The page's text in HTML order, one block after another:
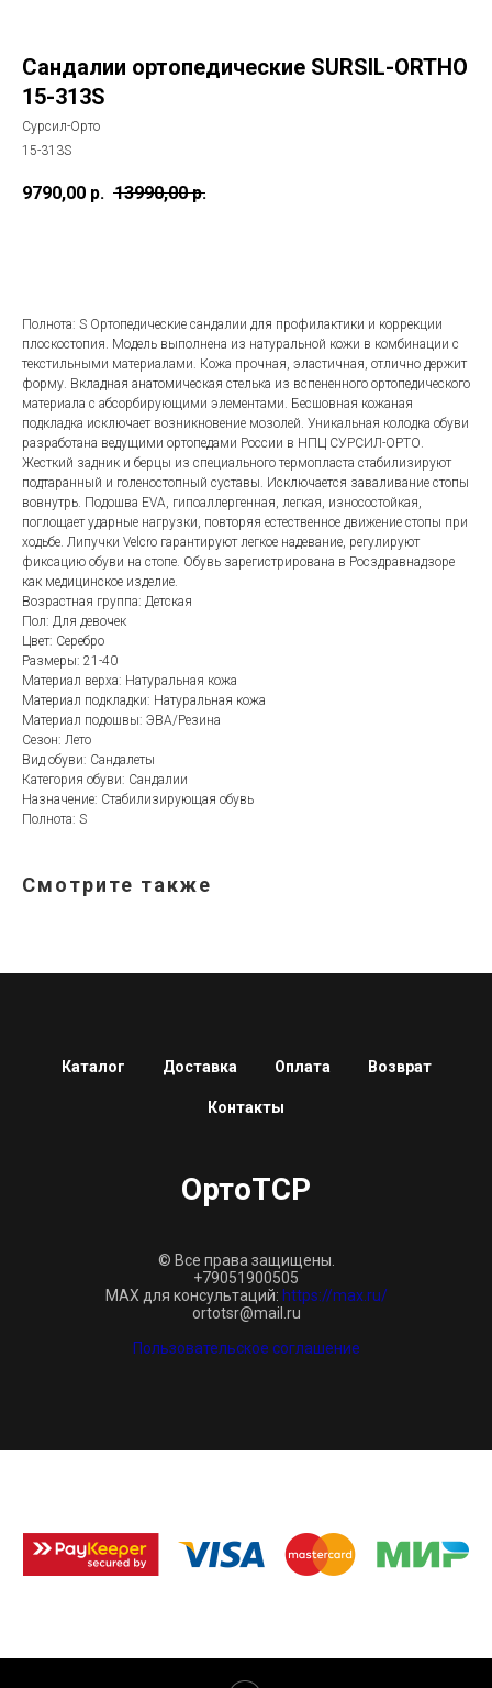
Сандалии ортопедические SURSIL-ORTHO
15-313S
Сурсил-Орто
15-313S
9790,00 р. 13990,00 р.
Полнота: S Ортопедические cандалии для профилактики и коррекции
плоскостопия. Модель выполнена из натуральной кожи в комбинации с
текстильными материалами. Кожа прочная, эластичная, отлично держит
форму. Вкладная анатомическая стелька из вспененного ортопедического
материала с абсорбирующими элементами. Бесшовная кожаная
подкладка исключает возникновение мозолей. Уникальная колодка обуви
разработана ведущими ортопедами России в НПЦ СУРСИЛ-ОРТО.
Жесткий задник и берцы из специального термопласта стабилизируют
подтаранный и голеностопный суставы. Исключается заваливание стопы
вовнутрь. Подошва EVA, гипоаллергенная, легкая, износостойкая,
поглощает ударные нагрузки, повторяя естественное движение стопы при
ходьбе. Липучки Velcro гарантируют легкое надевание, регулируют
фиксацию обуви на стопе. Обувь зарегистрирована в Росздравнадзоре
как медицинское изделие.
Возрастная группа: Детская
Пол: Для девочек
Цвет: Серебро
Размеры: 21-40
Материал верха: Натуральная кожа
Материал подкладки: Натуральная кожа
Материал подошвы: ЭВА/Резина
Сезон: Лето
Вид обуви: Сандалеты
Категория обуви: Сандалии
Назначение: Стабилизирующая обувь
Полнота: S
Смотрите также
Каталог Доставка Оплата Возврат
Контакты
ОртоТСР
© Все права защищены.
+79051900505
MAX для консультаций: https://max.ru/
ortotsr@mail.ru
Пользовательское соглашение